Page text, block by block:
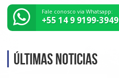
Fale conosco via Whatsapp:
+55 14 9 9199-3949
Últimas noticias